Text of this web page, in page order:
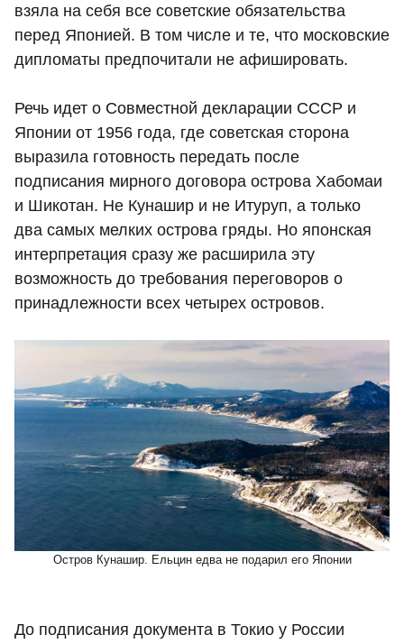
взяла на себя все советские обязательства
перед Японией. В том числе и те, что московские
дипломаты предпочитали не афишировать.
Речь идет о Совместной декларации СССР и
Японии от 1956 года, где советская сторона
выразила готовность передать после
подписания мирного договора острова Хабомаи
и Шикотан. Не Кунашир и не Итуруп, а только
два самых мелких острова гряды. Но японская
интерпретация сразу же расширила эту
возможность до требования переговоров о
принадлежности всех четырех островов.
Остров Кунашир. Ельцин едва не подарил его Японии
До подписания документа в Токио у России